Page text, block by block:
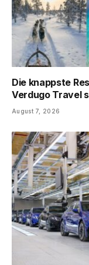
Die knappste
Verdugo Travel
August 7, 2026